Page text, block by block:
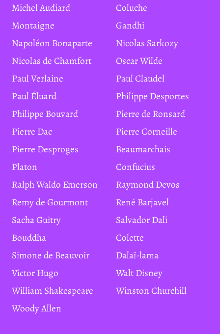
Michel Audiard
Coluche
Montaigne
Gandhi
Napoléon Bonaparte
Nicolas Sarkozy
Nicolas de Chamfort
Oscar Wilde
Paul Verlaine
Paul Claudel
Paul Éluard
Philippe Desportes
Philippe Bouvard
Pierre de Ronsard
Pierre Dac
Pierre Corneille
Pierre Desproges
Beaumarchais
Platon
Confucius
Ralph Waldo Emerson
Raymond Devos
Remy de Gourmont
René Barjavel
Sacha Guitry
Salvador Dali
Bouddha
Colette
Simone de Beauvoir
Dalaï-lama
Victor Hugo
Walt Disney
William Shakespeare
Winston Churchill
Woody Allen